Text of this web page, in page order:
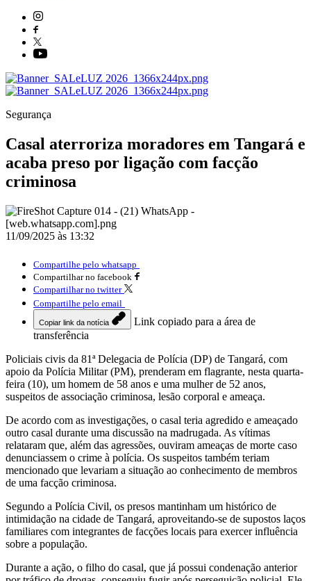
Segurança
Casal aterroriza moradores em Tangará e
acaba preso por ligação com facção
criminosa
11/09/2025 às 13:32
Compartilhe pelo whatsapp
Compartilhar no facebook
Compartilhar no twitter
Compartilhe pelo email
Copiar link da notícia
Link copiado para a área de
transferência
Policiais civis da 81ª Delegacia de Polícia (DP) de Tangará, com
apoio da Polícia Militar (PM), prenderam em flagrante, nesta quarta-
feira (10), um homem de 58 anos e uma mulher de 52 anos,
suspeitos de associação criminosa, lesão corporal e ameaça.
De acordo com as investigações, o casal teria agredido e ameaçado
outro casal durante uma discussão na madrugada. As vítimas
relataram que, além das agressões, ouviram ameaças de morte caso
denunciassem o crime à polícia. Os suspeitos também teriam
mencionado que levariam a situação ao conhecimento de membros
de uma facção criminosa.
Segundo a Polícia Civil, os presos mantinham um histórico de
intimidação na cidade de Tangará, aproveitando-se de supostos laços
familiares com integrantes de facções locais para exercer influência
sobre a população.
Durante a ação, o filho do casal, que já possui condenação anterior